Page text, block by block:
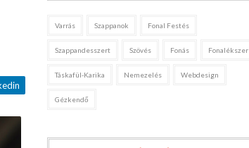
Varrás Szappanok Fonal Festés
Szappandesszert Szövés Fonás Fonalékszer
Táskafül-Karika Nemezelés Webdesign
Gézkendő